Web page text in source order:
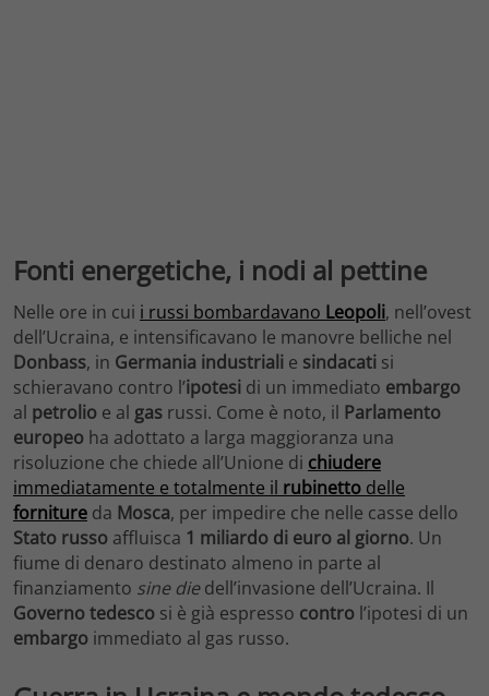
Fonti energetiche, i nodi al pettine
Nelle ore in cui i russi bombardavano Leopoli, nell’ovest
dell’Ucraina, e intensificavano le manovre belliche nel
Donbass, in Germania industriali e sindacati si
schieravano contro l’ipotesi di un immediato embargo
al petrolio e al gas russi. Come è noto, il Parlamento
europeo ha adottato a larga maggioranza una
risoluzione che chiede all’Unione di chiudere
immediatamente e totalmente il rubinetto delle
forniture da Mosca, per impedire che nelle casse dello
Stato russo affluisca 1 miliardo di euro al giorno. Un
fiume di denaro destinato almeno in parte al
finanziamento sine diedell’invasione dell’Ucraina. Il
Governo tedesco si è già espresso contro l’ipotesi di un
embargo immediato al gas russo.